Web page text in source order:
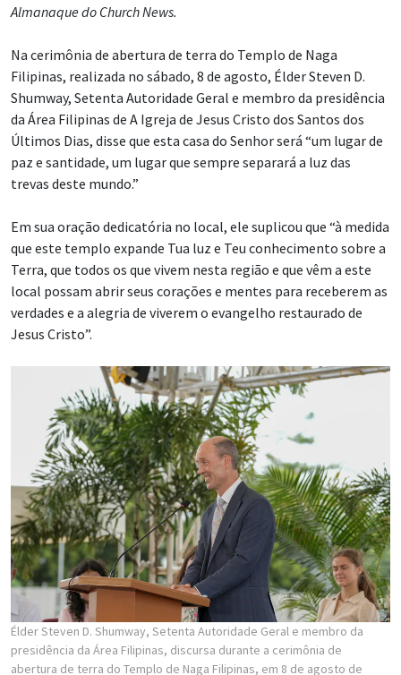
Almanaque do Church News.
Na cerimônia de abertura de terra do Templo de Naga
Filipinas, realizada no sábado, 8 de agosto, Élder Steven D.
Shumway, Setenta Autoridade Geral e membro da presidência
da Área Filipinas de A Igreja de Jesus Cristo dos Santos dos
Últimos Dias, disse que esta casa do Senhor será “um lugar de
paz e santidade, um lugar que sempre separará a luz das
trevas deste mundo.”
Em sua oração dedicatória no local, ele suplicou que “à medida
que este templo expande Tua luz e Teu conhecimento sobre a
Terra, que todos os que vivem nesta região e que vêm a este
local possam abrir seus corações e mentes para receberem as
verdades e a alegria de viverem o evangelho restaurado de
Jesus Cristo”.
Élder Steven D. Shumway, Setenta Autoridade Geral e membro da
presidência da Área Filipinas, discursa durante a cerimônia de
abertura de terra do Templo de Naga Filipinas, em 8 de agosto de